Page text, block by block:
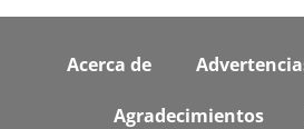
FooterAcerca de
Agradecimientos